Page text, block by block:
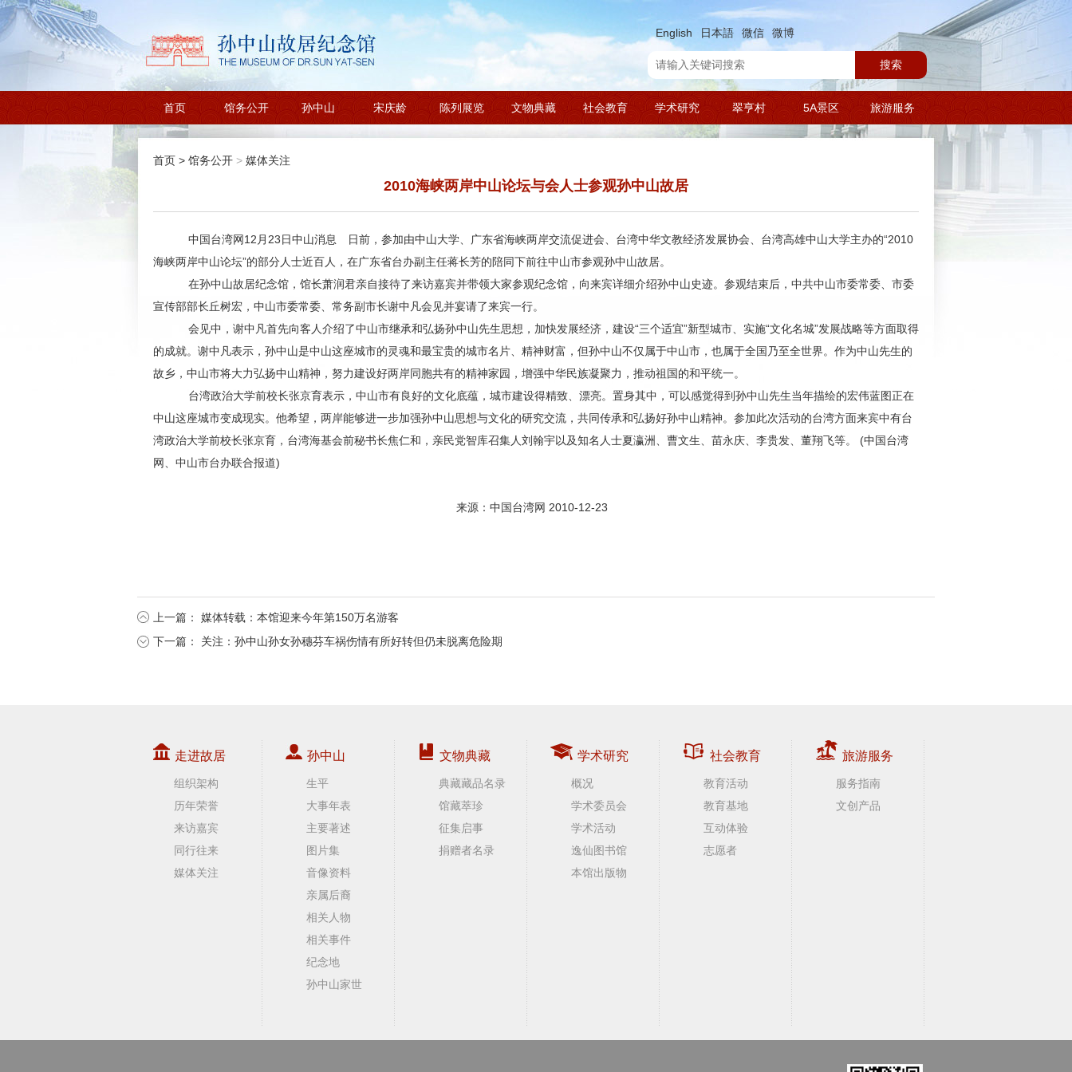
English 日本語 微信 微博
搜索
首页 馆务公开 孙中山 宋庆龄 陈列展览 文物典藏 社会教育 学术研究 翠亨村 5A景区 旅游服务
首页 > 馆务公开 > 媒体关注
2010海峡两岸中山论坛与会人士参观孙中山故居
中国台湾网12月23日中山消息 日前，参加由中山大学、广东省海峡两岸交流促进会、台湾中华文教经济发展协会、台湾高雄中山大学主办的“2010
海峡两岸中山论坛”的部分人士近百人，在广东省台办副主任蒋长芳的陪同下前往中山市参观孙中山故居。
在孙中山故居纪念馆，馆长萧润君亲自接待了来访嘉宾并带领大家参观纪念馆，向来宾详细介绍孙中山史迹。参观结束后，中共中山市委常委、市委
宣传部部长丘树宏，中山市委常委、常务副市长谢中凡会见并宴请了来宾一行。
会见中，谢中凡首先向客人介绍了中山市继承和弘扬孙中山先生思想，加快发展经济，建设“三个适宜”新型城市、实施“文化名城”发展战略等方面取得
的成就。谢中凡表示，孙中山是中山这座城市的灵魂和最宝贵的城市名片、精神财富，但孙中山不仅属于中山市，也属于全国乃至全世界。作为中山先生的
故乡，中山市将大力弘扬中山精神，努力建设好两岸同胞共有的精神家园，增强中华民族凝聚力，推动祖国的和平统一。
台湾政治大学前校长张京育表示，中山市有良好的文化底蕴，城市建设得精致、漂亮。置身其中，可以感觉得到孙中山先生当年描绘的宏伟蓝图正在
中山这座城市变成现实。他希望，两岸能够进一步加强孙中山思想与文化的研究交流，共同传承和弘扬好孙中山精神。参加此次活动的台湾方面来宾中有台
湾政治大学前校长张京育，台湾海基会前秘书长焦仁和，亲民党智库召集人刘翰宇以及知名人士夏瀛洲、曹文生、苗永庆、李贵发、董翔飞等。 (中国台湾
网、中山市台办联合报道)
来源：中国台湾网 2010-12-23
上一篇： 媒体转载：本馆迎来今年第150万名游客
下一篇： 关注：孙中山孙女孙穗芬车祸伤情有所好转但仍未脱离危险期
走进故居
组织架构
历年荣誉
来访嘉宾
同行往来
媒体关注
孙中山
生平
大事年表
主要著述
图片集
音像资料
亲属后裔
相关人物
相关事件
纪念地
孙中山家世
文物典藏
典藏藏品名录
馆藏萃珍
征集启事
捐赠者名录
学术研究
概况
学术委员会
学术活动
逸仙图书馆
本馆出版物
社会教育
教育活动
教育基地
互动体验
志愿者
旅游服务
服务指南
文创产品